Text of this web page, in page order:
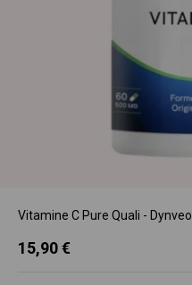
Vitamine C Pure Quali - Dynveo
Prix de vente
15,90 €